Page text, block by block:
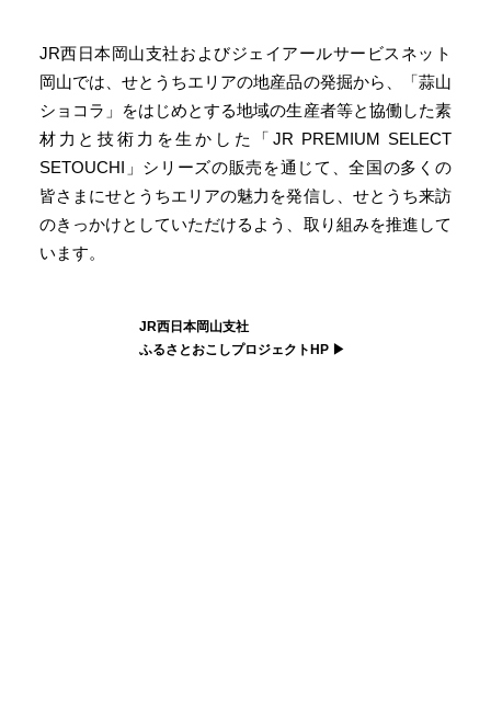
JR西日本岡山支社およびジェイアールサービスネット
岡山では、せとうちエリアの地産品の発掘から、「蒜山
ショコラ」をはじめとする地域の生産者等と協働した素
材力と技術力を生かした「JR PREMIUM SELECT
SETOUCHI」シリーズの販売を通じて、全国の多くの
皆さまにせとうちエリアの魅力を発信し、せとうち来訪
のきっかけとしていただけるよう、取り組みを推進して
います。
JR西日本岡山支社
ふるさとおこしプロジェクトHP ▶︎